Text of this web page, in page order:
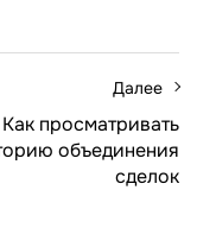
Далее
Как просматривать
объединения
сделок